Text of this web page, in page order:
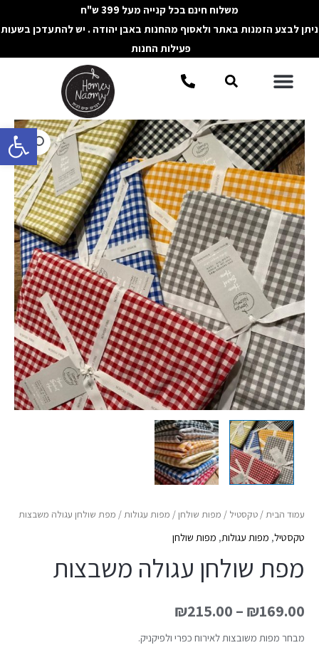
פתח
לתוכן
משלוח חינם בכל קנייה מעל 399 ש"ח
ניתן לבצע הזמנות באתר ולאסוף מהחנות באבן יהודה . יש להתעדכן בשעות
פעילות החנות
תפריטחיפוש
עמוד הבית/ טקסטיל / מפות שולחן/ מפות עגולות/ מפת שולחן עגולה משבצות
טקסטיל, מפות עגולות, מפות שולחן
מפת שולחן עגולה משבצות
₪169.00
–
₪215.00
מבחר מפות משובצות לאירוח כפרי ולפיקניק.
כמות
של
מפת
שולחן
עגולה
משבצות